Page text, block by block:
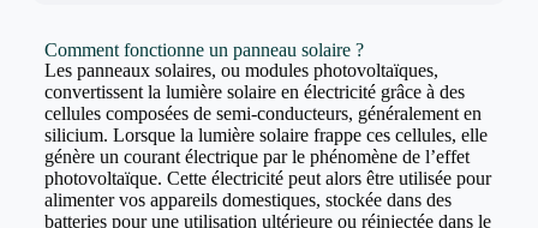
Comment fonctionne un panneau solaire ?
Les panneaux solaires, ou modules photovoltaïques,
convertissent la lumière solaire en électricité grâce à des
cellules composées de semi-conducteurs, généralement en
silicium. Lorsque la lumière solaire frappe ces cellules, elle
génère un courant électrique par le phénomène de l’effet
photovoltaïque. Cette électricité peut alors être utilisée pour
alimenter vos appareils domestiques, stockée dans des
batteries pour une utilisation ultérieure ou réinjectée dans le